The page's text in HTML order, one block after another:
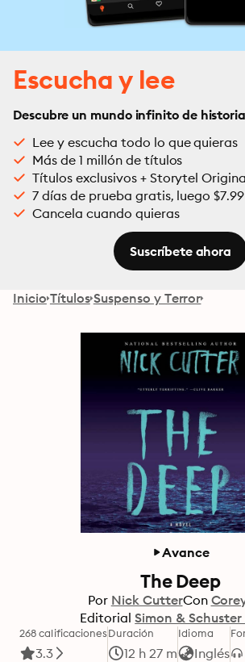
Escucha y lee
Descubre un mundo infinito de
Lee y escucha todo lo que quieras
Más de 1 millón de títulos
Títulos exclusivos + Storytel
7 días de prueba gratis, luego
Cancela cuando quieras
Suscríbete ahora
Inicio Títulos Suspenso y Terror
Avance
The Deep
Por Nick CutterCon
Editorial Simon &
268 calificaciones
3.3
Duración
12 h 27 m
Idioma
Inglés